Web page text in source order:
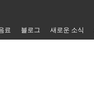
료 블로그 새로운 소식